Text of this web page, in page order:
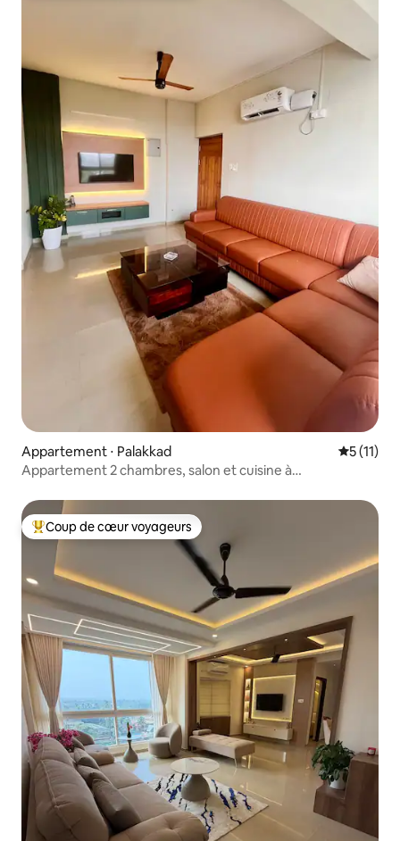
Appartement ⋅ Palakkad
5 (11)
Appartement 2 chambres, salon et cuisine à
Coups de cœur voyageurs les plus appréciés
Coup de cœur voyageurs